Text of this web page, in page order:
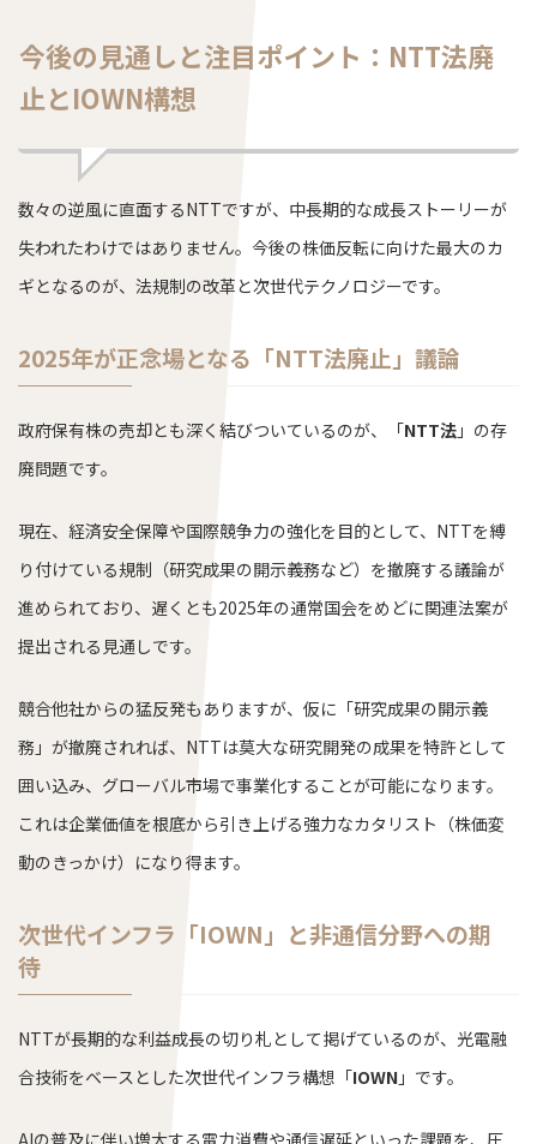
今後の見通しと注目ポイント：NTT法廃
止とIOWN構想
数々の逆風に直面するNTTですが、中長期的な成長ストーリーが
失われたわけではありません。今後の株価反転に向けた最大のカ
ギとなるのが、法規制の改革と次世代テクノロジーです。
2025年が正念場となる「NTT法廃止」議論
政府保有株の売却とも深く結びついているのが、「NTT法 」の存
廃問題です。
現在、経済安全保障や国際競争力の強化を目的として、NTTを縛
り付けている規制（研究成果の開示義務など）を撤廃する議論が
進められており、遅くとも2025年の通常国会をめどに関連法案が
提出される見通しです。
競合他社からの猛反発もありますが、仮に「研究成果の開示義
務」が撤廃されれば、NTTは莫大な研究開発の成果を特許として
囲い込み、グローバル市場で事業化することが可能になります。
これは企業価値を根底から引き上げる強力なカタリスト（株価変
動のきっかけ）になり得ます。
次世代インフラ「IOWN」と非通信分野への期
待
NTTが長期的な利益成長の切り札として掲げているのが、光電融
合技術をベースとした次世代インフラ構想「IOWN 」です。